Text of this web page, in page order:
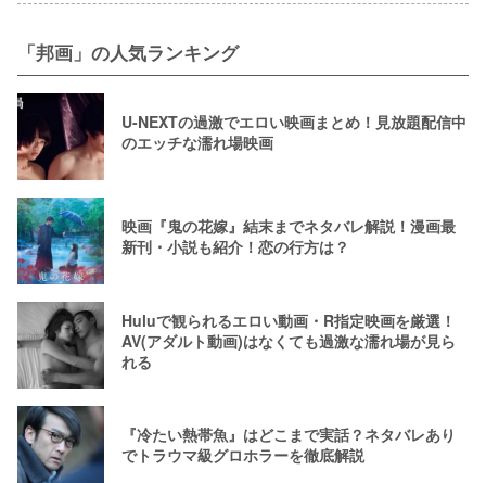
「邦画」の人気ランキング
U-NEXTの過激でエロい映画まとめ！見放題配信中
のエッチな濡れ場映画
映画『鬼の花嫁』結末までネタバレ解説！漫画最
新刊・小説も紹介！恋の行方は？
Huluで観られるエロい動画・R指定映画を厳選！
AV(アダルト動画)はなくても過激な濡れ場が見ら
れる
『冷たい熱帯魚』はどこまで実話？ネタバレあり
でトラウマ級グロホラーを徹底解説